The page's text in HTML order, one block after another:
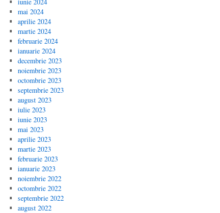
mai 2024
aprilie 2024
martie 2024
februarie 2024
ianuarie 2024
decembrie 2023
noiembrie 2023
octombrie 2023
septembrie 2023
august 2023
iulie 2023
iunie 2023
mai 2023
aprilie 2023
martie 2023
februarie 2023
ianuarie 2023
noiembrie 2022
octombrie 2022
septembrie 2022
august 2022